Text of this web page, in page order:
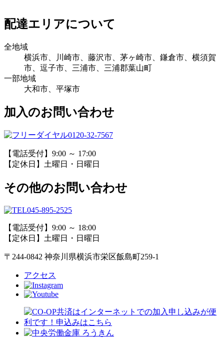
配達エリアについて
全地域
横浜市、川崎市、藤沢市、茅ヶ崎市、鎌倉市、横須賀
市、逗子市、三浦市、三浦郡葉山町
一部地域
大和市、平塚市
加入のお問い合わせ
0120-32-7567
【電話受付】9:00 ～ 17:00
【定休日】土曜日・日曜日
その他のお問い合わせ
045-895-2525
【電話受付】9:00 ～ 18:00
【定休日】土曜日・日曜日
〒244-0842 神奈川県横浜市栄区飯島町259-1
アクセス